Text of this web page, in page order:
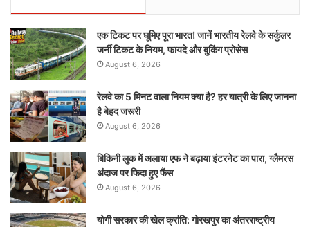
एक टिकट पर घूमिए पूरा भारत! जानें भारतीय रेलवे के सर्कुलर
जर्नी टिकट के नियम, फायदे और बुकिंग प्रोसेस
August 6, 2026
रेलवे का 5 मिनट वाला नियम क्या है? हर यात्री के लिए जानना
है बेहद जरूरी
August 6, 2026
बिकिनी लुक में अलाया एफ ने बढ़ाया इंटरनेट का पारा, ग्लैमरस
अंदाज पर फिदा हुए फैंस
August 6, 2026
योगी सरकार की खेल क्रांति: गोरखपुर का अंतरराष्ट्रीय